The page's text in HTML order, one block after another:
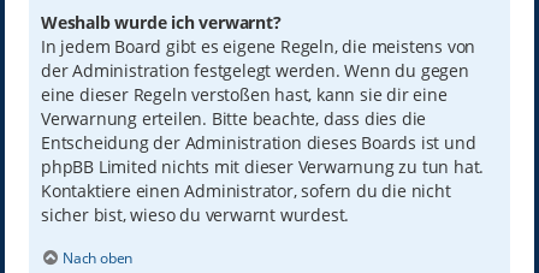
Weshalb wurde ich verwarnt?
In jedem Board gibt es eigene Regeln, die meistens von
der Administration festgelegt werden. Wenn du gegen
eine dieser Regeln verstoßen hast, kann sie dir eine
Verwarnung erteilen. Bitte beachte, dass dies die
Entscheidung der Administration dieses Boards ist und
phpBB Limited nichts mit dieser Verwarnung zu tun hat.
Kontaktiere einen Administrator, sofern du die nicht
sicher bist, wieso du verwarnt wurdest.
Nach oben